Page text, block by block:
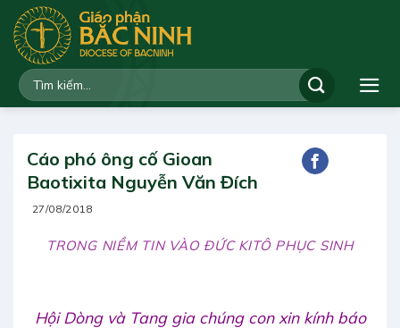
qua
dung
Cáo phó ông cố Gioan
Baotixita Nguyễn Văn Đích
27/08/2018
TRONG NIỀM TIN VÀO ĐỨC KITÔ PHỤC SINH
Hội Dòng và Tang gia chúng con xin kính báo